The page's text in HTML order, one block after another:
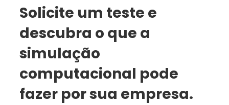
Solicite um teste e
descubra o que a
simulação
computacional pode
fazer por sua empresa.